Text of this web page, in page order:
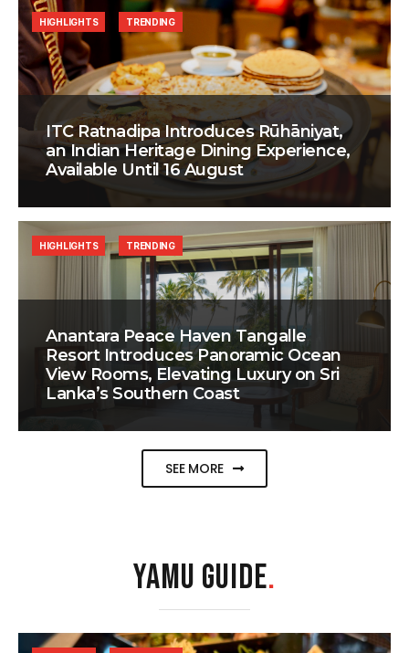
ITC Ratnadipa Introduces Rūhāniyat,
an Indian Heritage Dining Experience,
Available Until 16 August
HIGHLIGHTS TRENDING
Anantara Peace Haven Tangalle
Resort Introduces Panoramic Ocean
View Rooms, Elevating Luxury on Sri
Lanka’s Southern Coast
HIGHLIGHTS TRENDING
SEE MORE
YAMU GUIDE.